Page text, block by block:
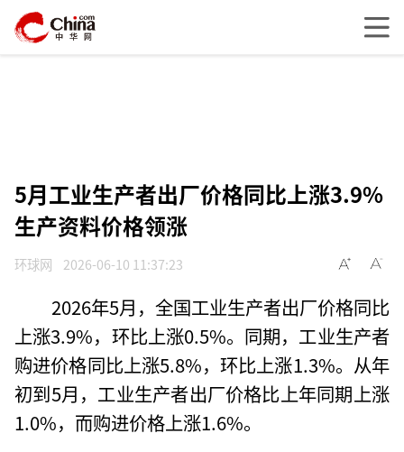
5月工业生产者出厂价格同比上涨3.9%
生产资料价格领涨
环球网 2026-06-10 11:37:23
2026年5月，全国工业生产者出厂价格同比
上涨3.9%，环比上涨0.5%。同期，工业生产者
购进价格同比上涨5.8%，环比上涨1.3%。从年
初到5月，工业生产者出厂价格比上年同期上涨
1.0%，而购进价格上涨1.6%。